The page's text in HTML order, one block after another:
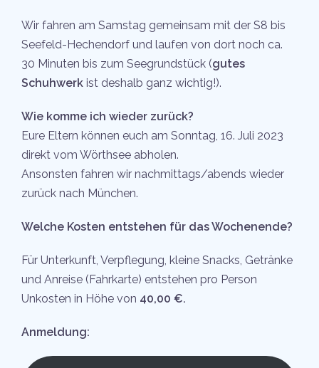
Wir fahren am Samstag gemeinsam mit der S8 bis
Seefeld-Hechendorf und laufen von dort noch ca.
30 Minuten bis zum Seegrundstück (gutes
Schuhwerk ist deshalb ganz wichtig!).
Wie komme ich wieder zurück?
Eure Eltern können euch am Sonntag, 16. Juli 2023
direkt vom Wörthsee abholen.
Ansonsten fahren wir nachmittags/abends wieder
zurück nach München.
Welche Kosten entstehen für das Wochenende?
Für Unterkunft, Verpflegung, kleine Snacks, Getränke
und Anreise (Fahrkarte) entstehen pro Person
Unkosten in Höhe von 40,00 €.
Anmeldung: